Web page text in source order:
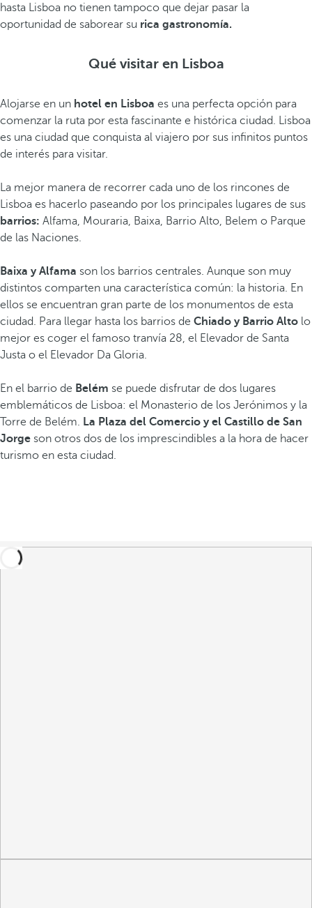
hasta Lisboa no tienen tampoco que dejar pasar la
oportunidad de saborear su rica gastronomía.
Qué visitar en Lisboa
Alojarse en un hotel en Lisboa es una perfecta opción para
comenzar la ruta por esta fascinante e histórica ciudad. Lisboa
es una ciudad que conquista al viajero por sus infinitos puntos
de interés para visitar.
La mejor manera de recorrer cada uno de los rincones de
Lisboa es hacerlo paseando por los principales lugares de sus
barrios: Alfama, Mouraria, Baixa, Barrio Alto, Belem o Parque
de las Naciones.
Baixa y Alfama son los barrios centrales. Aunque son muy
distintos comparten una característica común: la historia. En
ellos se encuentran gran parte de los monumentos de esta
ciudad. Para llegar hasta los barrios de Chiado y Barrio Alto lo
mejor es coger el famoso tranvía 28, el Elevador de Santa
Justa o el Elevador Da Gloria.
En el barrio de Belém se puede disfrutar de dos lugares
emblemáticos de Lisboa: el Monasterio de los Jerónimos y la
Torre de Belém. La Plaza del Comercio y el Castillo de San
Jorge son otros dos de los imprescindibles a la hora de hacer
turismo en esta ciudad.